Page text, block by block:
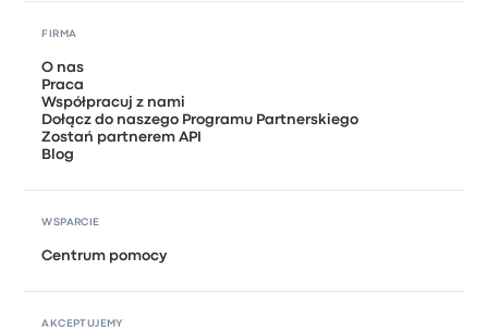
FIRMA
O nas
Praca
Współpracuj z nami
Dołącz do naszego Programu Partnerskiego
Zostań partnerem API
Blog
WSPARCIE
Centrum pomocy
AKCEPTUJEMY